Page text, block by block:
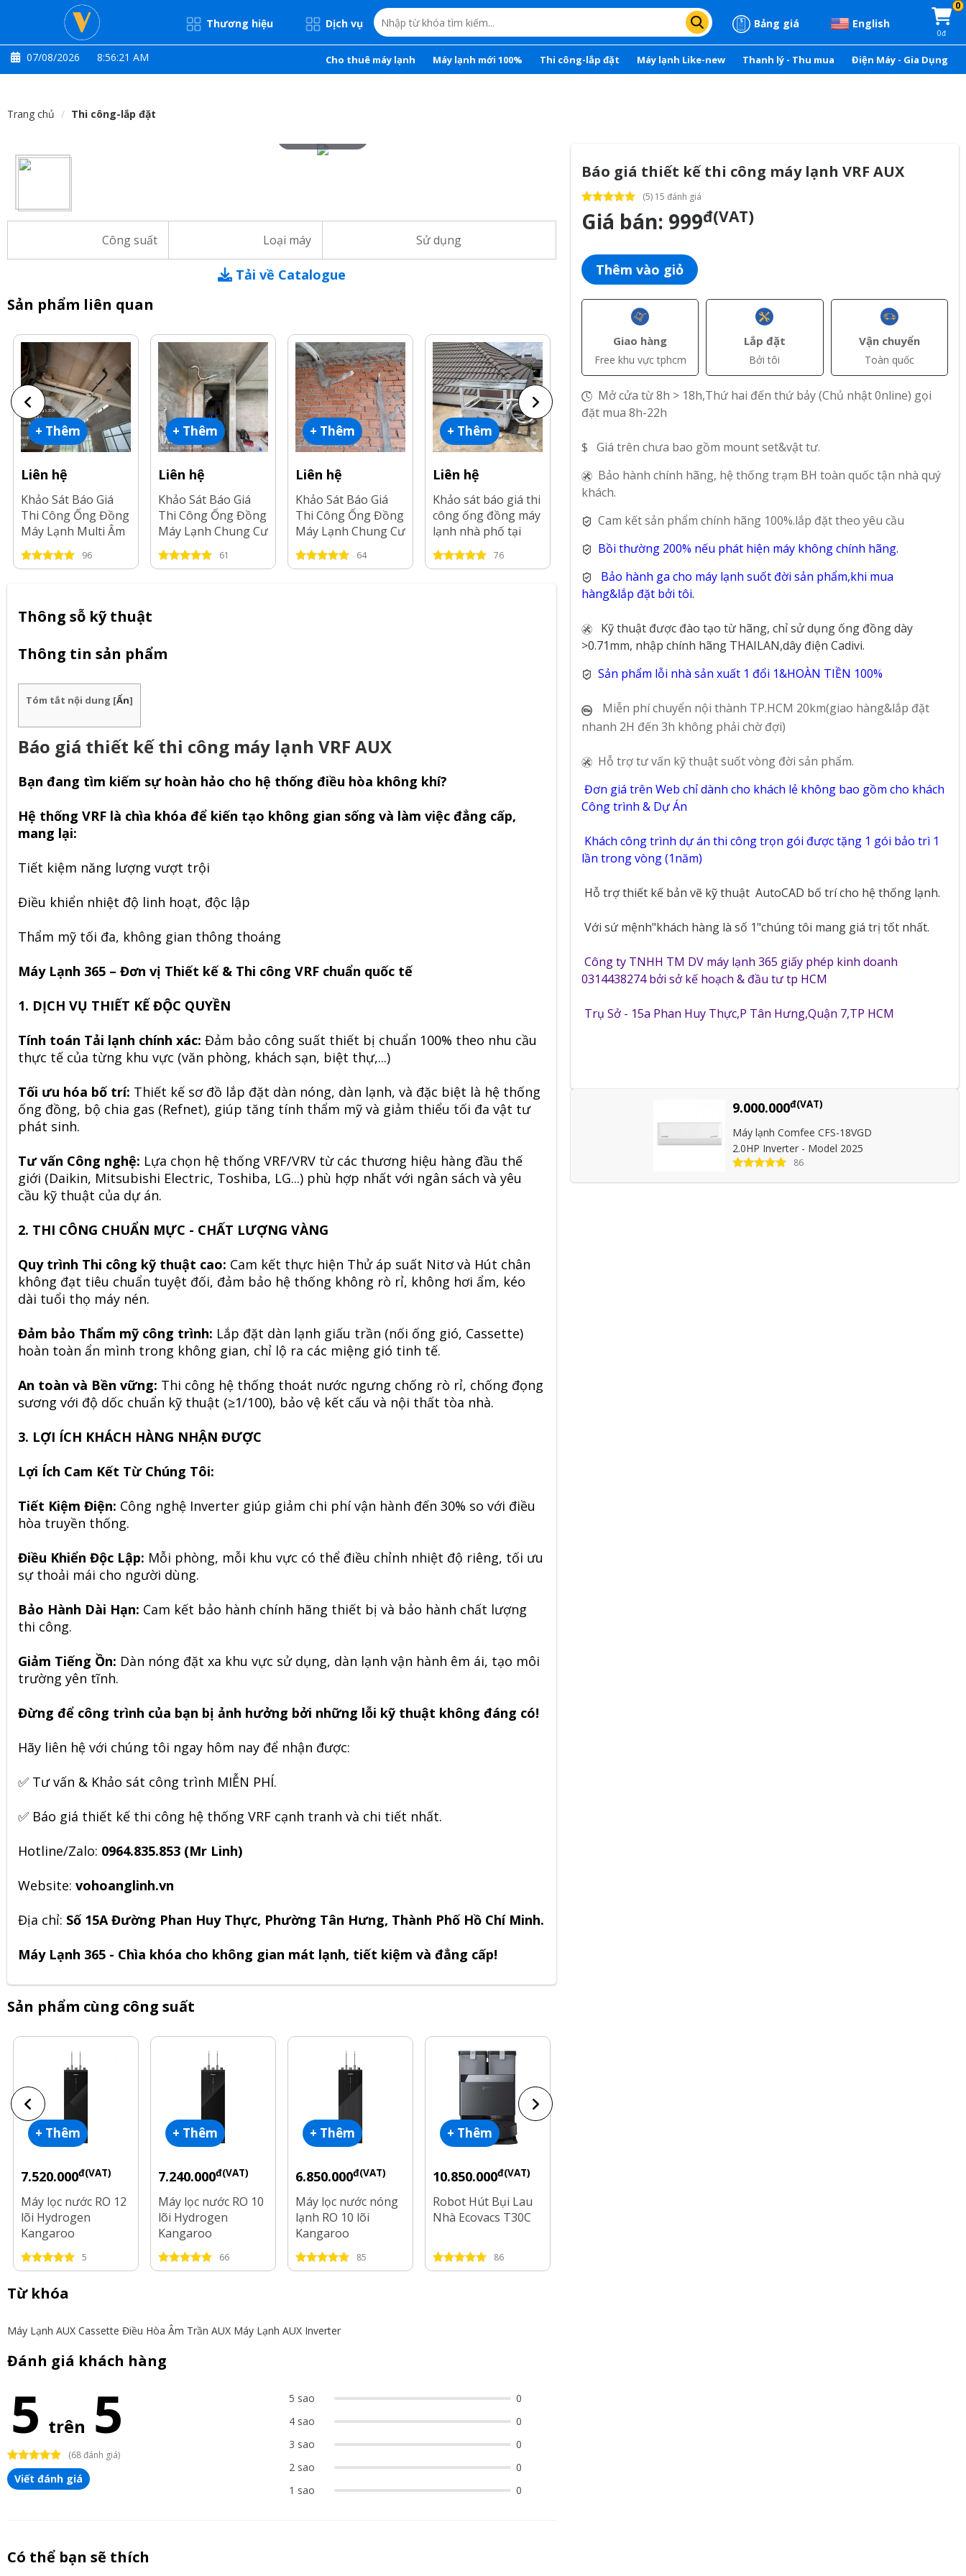
Thương hiệu Dịch vụ Bảng giá English
0
0đ
07/08/2026 8:56:22 AM Cho thuê máy lạnh Máy lạnh mới 100% Thi công-lắp đặt Máy lạnh Like-new Thanh lý - Thu mua Điện Máy - Gia Dụng
Trang chủ Thi công-lắp đặt
Công suất Loại máy Sử dụng
Tải về Catalogue
Sản phẩm liên quan
+ Thêm
Liên hệ
Khảo Sát Báo Giá
Thi Công Ống Đồng
Máy Lạnh Multi Âm
Trần tại Tp.HCM-
2026
96
+ Thêm
Liên hệ
Khảo Sát Báo Giá
Thi Công Ống Đồng
Máy Lạnh Chung Cư
tại Long An-2026
61
+ Thêm
Liên hệ
Khảo Sát Báo Giá
Thi Công Ống Đồng
Máy Lạnh Chung Cư
tại Bình Dương-
2026
64
+ Thêm
Liên hệ
Khảo sát báo giá thi
công ống đồng máy
lạnh nhà phố tại
Tp.HCM-2026
76
Liên hệ
Khảo Sát Báo Giá
Thi Công Ống Đồng
Máy Lạnh Căn Hộ
tại Tp.HCM-2026
30
Liên hệ
công ống đồng điều
hòa nhà phố tại
Tp.HCM-2026
24
Liên hệ
Thi Công Ống Đồng
Máy Lạnh Nhà
Xưởng tại Tp.HCM-
Thông sỗ kỹ thuật
Thông tin sản phẩm
Tóm tắt nội dung [Ẩn]
Báo giá thiết kế thi công máy lạnh VRF AUX
Bạn đang tìm kiếm sự hoàn hảo cho hệ thống điều hòa không khí?
Hệ thống VRF là chìa khóa để kiến tạo không gian sống và làm việc đẳng cấp,
mang lại:
Tiết kiệm năng lượng vượt trội
Điều khiển nhiệt độ linh hoạt, độc lập
Thẩm mỹ tối đa, không gian thông thoáng
Máy Lạnh 365 – Đơn vị Thiết kế & Thi công VRF chuẩn quốc tế
1. DỊCH VỤ THIẾT KẾ ĐỘC QUYỀN
Tính toán Tải lạnh chính xác: Đảm bảo công suất thiết bị chuẩn 100% theo nhu cầu
thực tế của từng khu vực (văn phòng, khách sạn, biệt thự,...)
Tối ưu hóa bố trí: Thiết kế sơ đồ lắp đặt dàn nóng, dàn lạnh, và đặc biệt là hệ thống
ống đồng, bộ chia gas (Refnet), giúp tăng tính thẩm mỹ và giảm thiểu tối đa vật tư
phát sinh.
Tư vấn Công nghệ: Lựa chọn hệ thống VRF/VRV từ các thương hiệu hàng đầu thế
giới (Daikin, Mitsubishi Electric, Toshiba, LG...) phù hợp nhất với ngân sách và yêu
cầu kỹ thuật của dự án.
2. THI CÔNG CHUẨN MỰC - CHẤT LƯỢNG VÀNG
Quy trình Thi công kỹ thuật cao: Cam kết thực hiện Thử áp suất Nitơ và Hút chân
không đạt tiêu chuẩn tuyệt đối, đảm bảo hệ thống không rò rỉ, không hơi ẩm, kéo
dài tuổi thọ máy nén.
Đảm bảo Thẩm mỹ công trình: Lắp đặt dàn lạnh giấu trần (nối ống gió, Cassette)
hoàn toàn ẩn mình trong không gian, chỉ lộ ra các miệng gió tinh tế.
An toàn và Bền vững: Thi công hệ thống thoát nước ngưng chống rò rỉ, chống đọng
sương với độ dốc chuẩn kỹ thuật (≥1/100), bảo vệ kết cấu và nội thất tòa nhà.
3. LỢI ÍCH KHÁCH HÀNG NHẬN ĐƯỢC
Lợi Ích Cam Kết Từ Chúng Tôi:
Tiết Kiệm Điện: Công nghệ Inverter giúp giảm chi phí vận hành đến 30% so với điều
hòa truyền thống.
Điều Khiển Độc Lập: Mỗi phòng, mỗi khu vực có thể điều chỉnh nhiệt độ riêng, tối ưu
sự thoải mái cho người dùng.
Bảo Hành Dài Hạn: Cam kết bảo hành chính hãng thiết bị và bảo hành chất lượng
thi công.
Giảm Tiếng Ồn: Dàn nóng đặt xa khu vực sử dụng, dàn lạnh vận hành êm ái, tạo môi
trường yên tĩnh.
Đừng để công trình của bạn bị ảnh hưởng bởi những lỗi kỹ thuật không đáng có!
Hãy liên hệ với chúng tôi ngay hôm nay để nhận được:
✅ Tư vấn & Khảo sát công trình MIỄN PHÍ.
✅ Báo giá thiết kế thi công hệ thống VRF cạnh tranh và chi tiết nhất.
Hotline/Zalo: 0964.835.853 (Mr Linh)
Website: vohoanglinh.vn
Địa chỉ: Số 15A Đường Phan Huy Thực, Phường Tân Hưng, Thành Phố Hồ Chí Minh.
Máy Lạnh 365 - Chìa khóa cho không gian mát lạnh, tiết kiệm và đẳng cấp!
Sản phẩm cùng công suất
+ Thêm
7.520.000đ(VAT)
Máy lọc nước RO 12
lõi Hydrogen
Kangaroo
KG12S19H3
5
+ Thêm
7.240.000đ(VAT)
Máy lọc nước RO 10
lõi Hydrogen
Kangaroo
KG10S18H3
66
+ Thêm
6.850.000đ(VAT)
Máy lọc nước nóng
lạnh RO 10 lõi
Kangaroo
KG10S16N3
85
+ Thêm
10.850.000đ(VAT)
Robot Hút Bụi Lau
Nhà Ecovacs T30C
86
Từ khóa
Máy Lạnh AUX Cassette Điều Hòa Âm Trần AUX Máy Lạnh AUX Inverter
Đánh giá khách hàng
5 trên 5
(68 đánh giá)
Viết đánh giá
5 sao
0
4 sao
0
3 sao
0
2 sao
0
1 sao
0
Báo giá thiết kế thi công máy lạnh VRF AUX
(5) 15 đánh giá
Giá bán: 999đ(VAT)
Thêm vào giỏ
Giao hàng
Free khu vực tphcm
Lắp đặt
Bởi tôi
Vận chuyển
Toàn quốc
Mở cửa từ 8h > 18h,Thứ hai đến thứ bảy (Chủ nhật 0nline) gọi
đặt mua 8h-22h
$ Giá trên chưa bao gồm mount set&vật tư.
Bảo hành chính hãng, hệ thống trạm BH toàn quốc tận nhà quý
khách.
Cam kết sản phẩm chính hãng 100%.lắp đặt theo yêu cầu
Bồi thường 200% nếu phát hiện máy không chính hãng.
Bảo hành ga cho máy lạnh suốt đời sản phẩm,khi mua
hàng&lắp đặt bởi tôi.
Kỹ thuật được đào tạo từ hãng, chỉ sử dụng ống đồng dày
>0.71mm, nhập chính hãng THAILAN,dây điện Cadivi.
Sản phẩm lỗi nhà sản xuất 1 đổi 1&HOÀN TIỀN 100%
Miễn phí chuyển nội thành TP.HCM 20km(giao hàng&lắp đặt
nhanh 2H đến 3h không phải chờ đợi)
Hỗ trợ tư vấn kỹ thuật suốt vòng đời sản phẩm.
Đơn giá trên Web chỉ dành cho khách lẻ không bao gồm cho khách
Công trình & Dự Án
Khách công trình dự án thi công trọn gói được tặng 1 gói bảo trì 1
lần trong vòng (1năm)
Hỗ trợ thiết kế bản vẽ kỹ thuật AutoCAD bố trí cho hệ thống lạnh.
Với sứ mệnh"khách hàng là số 1"chúng tôi mang giá trị tốt nhất.
Công ty TNHH TM DV máy lạnh 365 giấy phép kinh doanh
0314438274 bởi sở kế hoạch & đầu tư tp HCM
Trụ Sở - 15a Phan Huy Thực,P Tân Hưng,Quận 7,TP HCM
9.000.000đ(VAT)
Máy lạnh Comfee CFS-18VGD
2.0HP Inverter - Model 2025
86
Có thể bạn sẽ thích